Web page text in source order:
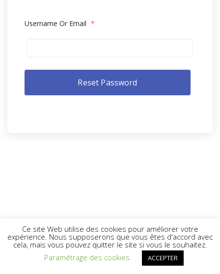
Username Or Email *
Ce site Web utilise des cookies pour améliorer votre
expérience. Nous supposerons que vous êtes d'accord avec
cela, mais vous pouvez quitter le site si vous le souhaitez.
Paramétrage des cookies
ACCEPTER